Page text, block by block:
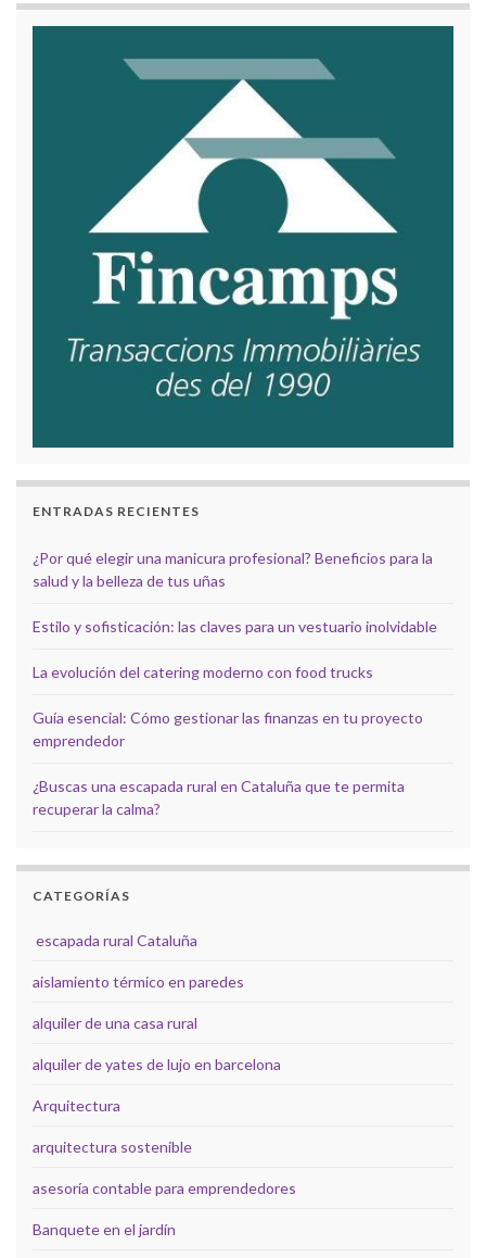
ENTRADAS RECIENTES
¿Por qué elegir una manicura profesional? Beneficios para la
salud y la belleza de tus uñas
Estilo y sofisticación: las claves para un vestuario inolvidable
La evolución del catering moderno con food trucks
Guía esencial: Cómo gestionar las finanzas en tu proyecto
emprendedor
¿Buscas una escapada rural en Cataluña que te permita
recuperar la calma?
CATEGORÍAS
escapada rural Cataluña
aislamiento térmico en paredes
alquiler de una casa rural
alquiler de yates de lujo en barcelona
Arquitectura
arquitectura sostenible
asesoría contable para emprendedores
Banquete en el jardín